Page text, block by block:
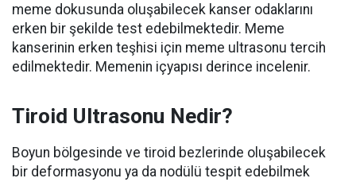
meme dokusunda oluşabilecek kanser odaklarını
erken bir şekilde test edebilmektedir. Meme
kanserinin erken teşhisi için meme ultrasonu tercih
edilmektedir. Memenin içyapısı derince incelenir.
Tiroid Ultrasonu Nedir?
Boyun bölgesinde ve tiroid bezlerinde oluşabilecek
bir deformasyonu ya da nodülü tespit edebilmek